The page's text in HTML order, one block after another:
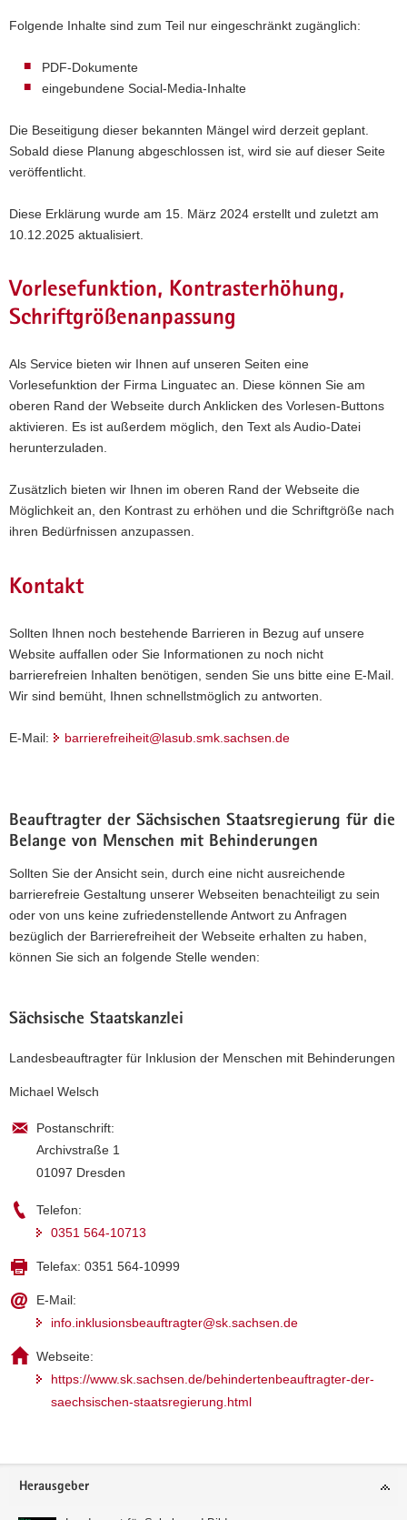
Folgende Inhalte sind zum Teil nur eingeschränkt zugänglich:
PDF-Dokumente
eingebundene Social-Media-Inhalte
Die Beseitigung dieser bekannten Mängel wird derzeit geplant.
Sobald diese Planung abgeschlossen ist, wird sie auf dieser Seite
veröffentlicht.
Diese Erklärung wurde am 15. März 2024 erstellt und zuletzt am
10.12.2025 aktualisiert.
Vorlesefunktion, Kontrasterhöhung,
Schriftgrößenanpassung
Als Service bieten wir Ihnen auf unseren Seiten eine
Vorlesefunktion der Firma Linguatec an. Diese können Sie am
oberen Rand der Webseite durch Anklicken des Vorlesen-Buttons
aktivieren. Es ist außerdem möglich, den Text als Audio-Datei
herunterzuladen.
Zusätzlich bieten wir Ihnen im oberen Rand der Webseite die
Möglichkeit an, den Kontrast zu erhöhen und die Schriftgröße nach
ihren Bedürfnissen anzupassen.
Kontakt
Sollten Ihnen noch bestehende Barrieren in Bezug auf unsere
Website auffallen oder Sie Informationen zu noch nicht
barrierefreien Inhalten benötigen, senden Sie uns bitte eine E-Mail.
Wir sind bemüht, Ihnen schnellstmöglich zu antworten.
E-Mail: barrierefreiheit@lasub.smk.sachsen.de
Beauftragter der Sächsischen Staatsregierung für die
Belange von Menschen mit Behinderungen
Sollten Sie der Ansicht sein, durch eine nicht ausreichende
barrierefreie Gestaltung unserer Webseiten benachteiligt zu sein
oder von uns keine zufriedenstellende Antwort zu Anfragen
bezüglich der Barrierefreiheit der Webseite erhalten zu haben,
können Sie sich an folgende Stelle wenden:
Sächsische Staatskanzlei
Landesbeauftragter für Inklusion der Menschen mit Behinderungen
Michael Welsch
Postanschrift:
Archivstraße 1
01097 Dresden
Telefon:
0351 564-10713
Telefax: 0351 564-10999
E-Mail:
info.inklusionsbeauftragter@sk.sachsen.de
Webseite:
https://www.sk.sachsen.de/behindertenbeauftragter-der-
saechsischen-staatsregierung.html
Footer-
Herausgeber